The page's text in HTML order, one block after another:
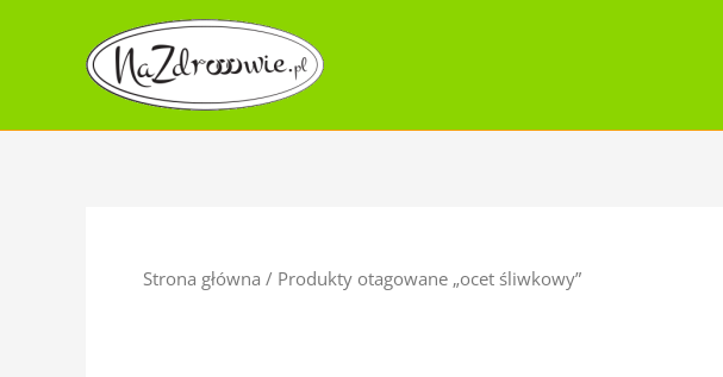
Strona główna / Produkty otagowane „ocet śliwkowy”